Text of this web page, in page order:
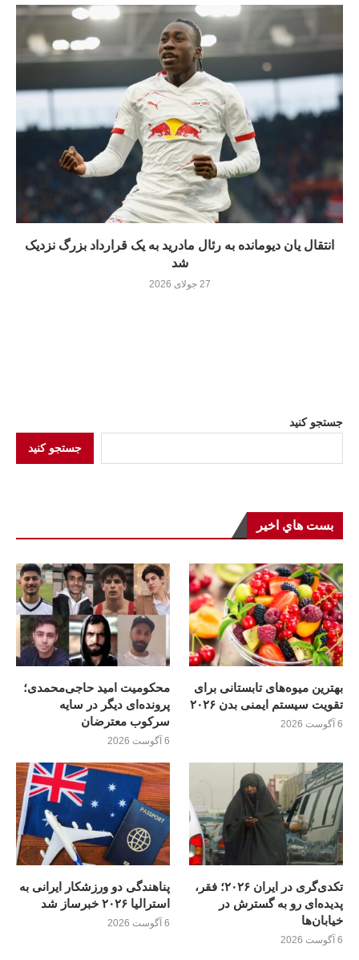
انتقال یان دیومانده به رئال مادرید به یک قرارداد بزرگ نزدیک
شد
27 جولای 2026
جستجو کنید
جستجو کنید
بست هاي اخير
بهترین میوه‌های تابستانی برای
تقویت سیستم ایمنی بدن ۲۰۲۶
6 آگوست 2026
محکومیت امید حاجی‌محمدی؛
پرونده‌ای دیگر در سایه
سرکوب معترضان
6 آگوست 2026
تکدی‌گری در ایران ۲۰۲۶؛ فقر،
پدیده‌ای رو به گسترش در
خیابان‌ها
6 آگوست 2026
پناهندگی دو ورزشکار ایرانی به
استرالیا ۲۰۲۶ خبرساز شد
6 آگوست 2026